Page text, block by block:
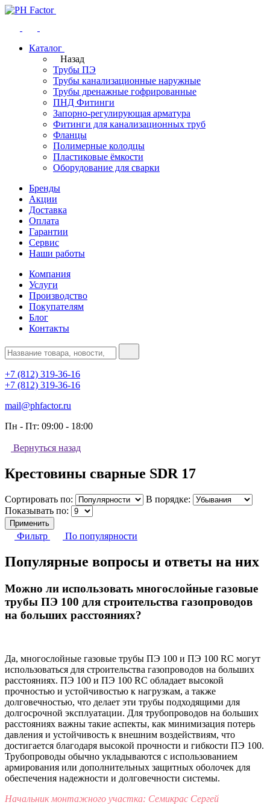
Каталог
Назад
Трубы ПЭ
Трубы канализационные наружные
Трубы дренажные гофрированные
ПНД Фитинги
Запорно-регулирующая арматура
Фитинги для канализационных труб
Фланцы
Полимерные колодцы
Пластиковые ёмкости
Оборудование для сварки
Бренды
Акции
Доставка
Оплата
Гарантии
Сервис
Наши работы
Компания
Услуги
Производство
Покупателям
Блог
Контакты
+7 (812) 319-36-16
+7 (812) 319-36-16
mail@phfactor.ru
Пн - Пт: 09:00 - 18:00
Вернуться назад
Крестовины сварные SDR 17
Сортировать по:
В порядке:
Показывать по:
Применить
Фильтр По популярности
Популярные вопросы и ответы на них
Можно ли использовать многослойные газовые
трубы ПЭ 100 для строительства газопроводов
на больших расстояниях?
Да, многослойные газовые трубы ПЭ 100 и ПЭ 100 RC могут
использоваться для строительства газопроводов на больших
расстояниях. ПЭ 100 и ПЭ 100 RC обладает высокой
прочностью и устойчивостью к нагрузкам, а также
долговечностью, что делает эти трубы подходящими для
долгосрочной эксплуатации. Для трубопроводов на больших
расстояниях важны такие аспекты, как минимизация потерь
давления и устойчивость к внешним воздействиям, что
достигается благодаря высокой прочности и гибкости ПЭ 100.
Трубопроводы обычно укладываются с использованием
армирования или дополнительных защитных оболочек для
обеспечения надежности и долговечности системы.
Начальник монтажного участка: Семикрас Сергей